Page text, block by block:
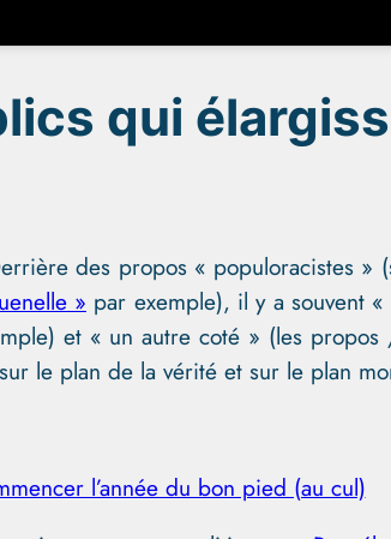
qui
des propos « populoracistes »
» par exemple), il y a souvent
et « un autre coté » (les
le plan de la vérité et sur le plan
l’année du bon pied (au cul)